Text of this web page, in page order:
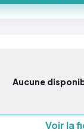
Aucune
Voir la